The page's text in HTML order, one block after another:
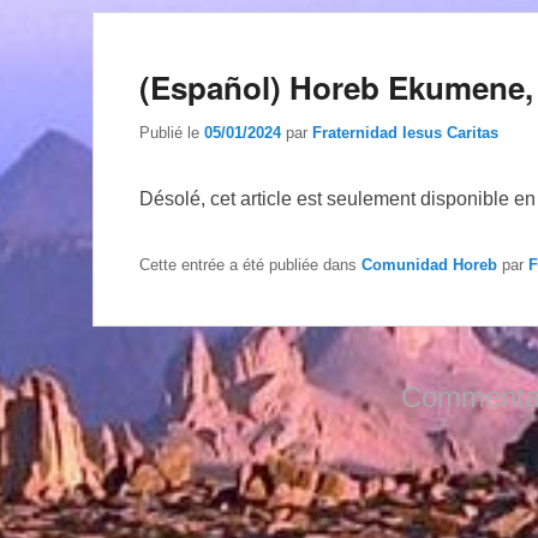
(Español) Horeb
Publié le 05/01/2024 par Fraternidad Iesus Caritas
Désolé, cet article est seulement disponible en
Cette entrée a été publiée dans Comunidad Horeb par